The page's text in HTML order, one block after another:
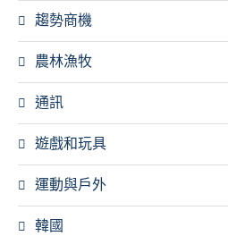
趨勢商機
農林漁牧
通訊
遊戲和玩具
運動與戶外
韓國